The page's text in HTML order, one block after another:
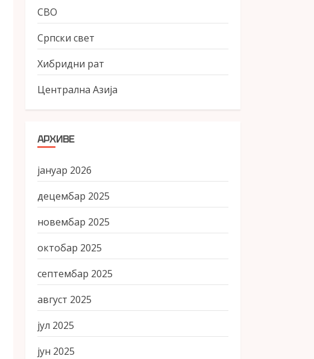
СВО
Српски свет
Хибридни рат
Централна Азија
АРХИВЕ
јануар 2026
децембар 2025
новембар 2025
октобар 2025
септембар 2025
август 2025
јул 2025
јун 2025